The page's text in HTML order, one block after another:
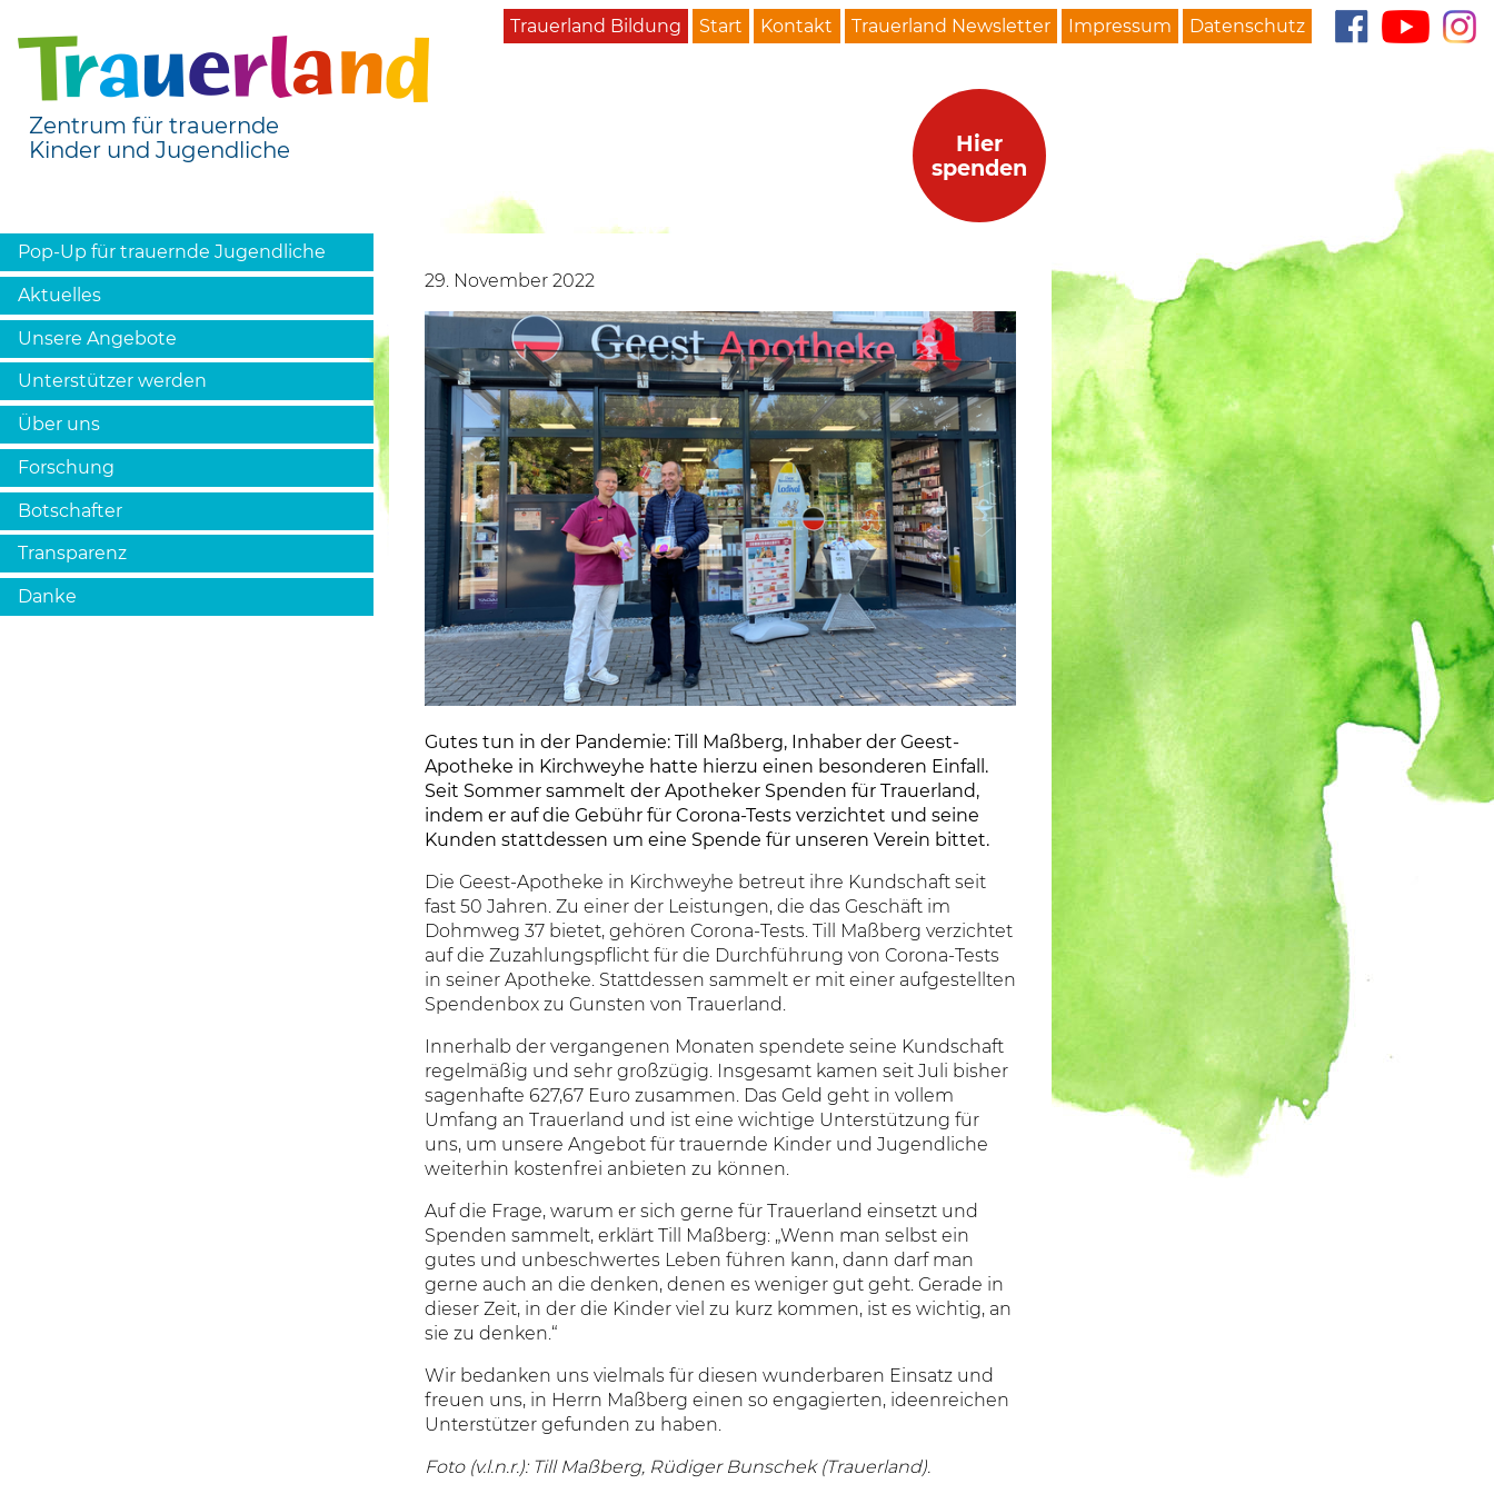
Zentrum für trauernde
Kinder und Jugendliche
Pop-Up für trauernde Jugendliche
Aktuelles
Unsere Angebote
Unterstützer werden
Über uns
Forschung
Botschafter
Transparenz
Danke
Trauerland Bildung Start Kontakt Trauerland Newsletter Impressum Datenschutz
Hier
spenden
29. November 2022
Gutes tun in der Pandemie: Till Maßberg, Inhaber der Geest-
Apotheke in Kirchweyhe hatte hierzu einen besonderen Einfall.
Seit Sommer sammelt der Apotheker Spenden für Trauerland,
indem er auf die Gebühr für Corona-Tests verzichtet und seine
Kunden stattdessen um eine Spende für unseren Verein bittet.
Die Geest-Apotheke in Kirchweyhe betreut ihre Kundschaft seit
fast 50 Jahren. Zu einer der Leistungen, die das Geschäft im
Dohmweg 37 bietet, gehören Corona-Tests. Till Maßberg verzichtet
auf die Zuzahlungspflicht für die Durchführung von Corona-Tests
in seiner Apotheke. Stattdessen sammelt er mit einer aufgestellten
Spendenbox zu Gunsten von Trauerland.
Innerhalb der vergangenen Monaten spendete seine Kundschaft
regelmäßig und sehr großzügig. Insgesamt kamen seit Juli bisher
sagenhafte 627,67 Euro zusammen. Das Geld geht in vollem
Umfang an Trauerland und ist eine wichtige Unterstützung für
uns, um unsere Angebot für trauernde Kinder und Jugendliche
weiterhin kostenfrei anbieten zu können.
Auf die Frage, warum er sich gerne für Trauerland einsetzt und
Spenden sammelt, erklärt Till Maßberg: „Wenn man selbst ein
gutes und unbeschwertes Leben führen kann, dann darf man
gerne auch an die denken, denen es weniger gut geht. Gerade in
dieser Zeit, in der die Kinder viel zu kurz kommen, ist es wichtig, an
sie zu denken.“
Wir bedanken uns vielmals für diesen wunderbaren Einsatz und
freuen uns, in Herrn Maßberg einen so engagierten, ideenreichen
Unterstützer gefunden zu haben.
Foto (v.l.n.r.): Till Maßberg, Rüdiger Bunschek (Trauerland).